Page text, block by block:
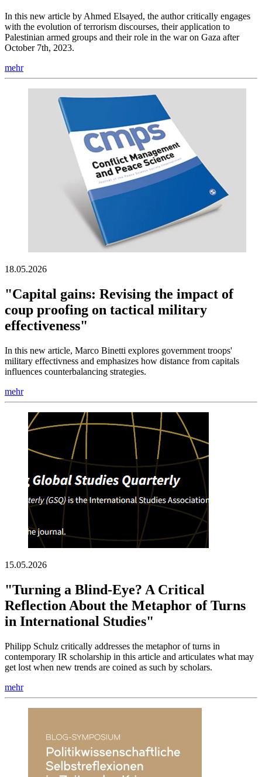
In this new article by Ahmed Elsayed, the author critically engages
with the evolution of terrorism discourses, their application to
Palestinian armed groups and their role in the war on Gaza after
October 7th, 2023.
mehr
18.05.2026
"Capital gains: Revising the impact of
coup proofing on tactical military
effectiveness"
In this new article, Marco Binetti explores government troops'
military effectivness and emphasizes how distance from capitals
influences counterbalancing strategies.
mehr
15.05.2026
"Turning a Blind-Eye? A Critical
Reflection About the Metaphor of Turns
in International Studies"
Philipp Schulz critically addresses the metaphor of turns in
contemporary IR scholarship in this article and articulates what may
get lost when new trends are coined as such by scholars.
mehr